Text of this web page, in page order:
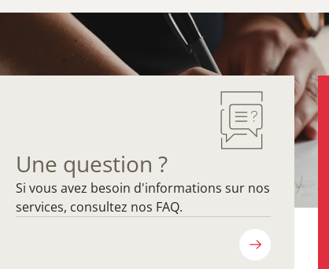
Une question ?
Si vous avez besoin d'informations sur nos
services, consultez nos FAQ.